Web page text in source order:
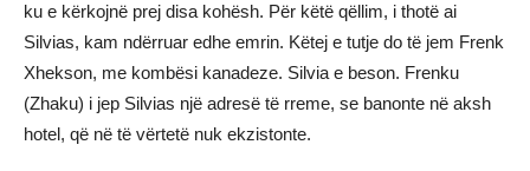
ku e kërkojnë prej disa kohësh. Për këtë qëllim, i thotë ai
Silvias, kam ndërruar edhe emrin. Këtej e tutje do të jem Frenk
Xhekson, me kombësi kanadeze. Silvia e beson. Frenku
(Zhaku) i jep Silvias një adresë të rreme, se banonte në aksh
hotel, që në të vërtetë nuk ekzistonte.